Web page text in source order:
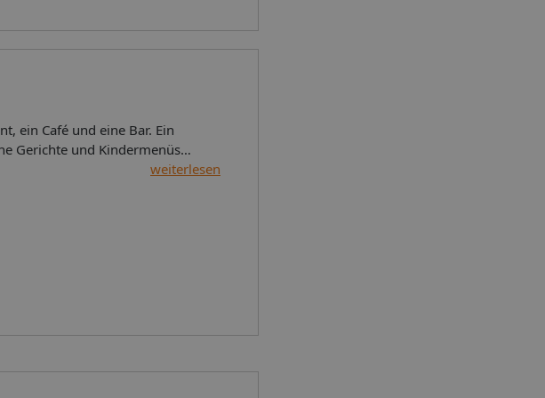
ein Café und eine Bar. Ein
Gerichte und Kindermenüs
eine Wechselstube. Im Haus
Ein Aufzug und
vorhanden, die zum
Gäste dieses in einer Garage
weiterlesen